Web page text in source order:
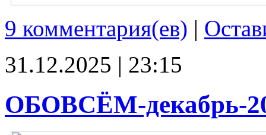
9 комментария(ев) |
31.12.2025 | 23:15
ОБОВСЁМ-декабрь-